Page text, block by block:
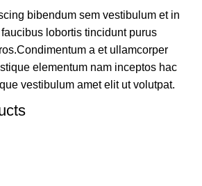
bibendum sem vestibulum et in
lobortis tincidunt purus
a et ullamcorper
elementum nam inceptos hac
vestibulum amet elit ut volutpat.